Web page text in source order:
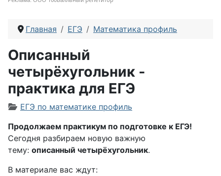
Главная ЕГЭ Математика профиль
Описанный
четырёхугольник -
практика для ЕГЭ
Информация о материале
ЕГЭ по математике профиль
Продолжаем практикум по подготовке к ЕГЭ!
Сегодня разбираем новую важную
тему: описанный четырёхугольник.
В материале вас ждут: